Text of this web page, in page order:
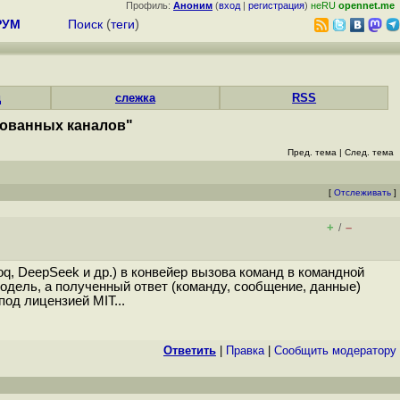
Профиль: Аноним (вход | регистрация) неRU opennet.me
Поиск (теги)
слежка RSS
каналов"
Пред. тема | След. тема
[ Отслеживать ]
+ / –
DeepSeek и др.) в конвейер вызова команд в командной
а полученный ответ (команду, сообщение, данные)
лицензией MIT...
Ответить Правка| Cообщить модератору